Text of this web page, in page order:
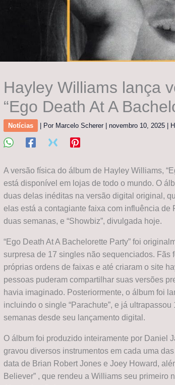
Hayley Williams lança
“Ego Death At A
Notícias | Por Marcelo Scherer novembro 10, 2025
A versão física do álbum de Hayley Williams,
está disponível em lojas de todo o mundo. O
duas delas inéditas na versão digital original,
elas está a contagiante faixa com influência de
duas semanas, e “Showbiz”, divulgada hoje.
“Ego Death At A Bachelorette Party” foi
surpresa de 17 singles não sequenciados. Fãs
próprias ordens de faixas e até criaram o site
pessoas puderam compartilhar suas versões
havia imaginado. Posteriormente, o álbum foi
incluindo o single “Parachute”, e já
semanas desde seu lançamento digital.
O álbum foi produzido inteiramente por Daniel
gravou diversos instrumentos em cada uma
data de Brian Robert Jones e Joey Howard,
Believer” , que rendeu a Williams seu primeiro